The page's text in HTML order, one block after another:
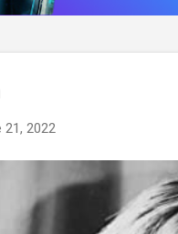
21, 2022